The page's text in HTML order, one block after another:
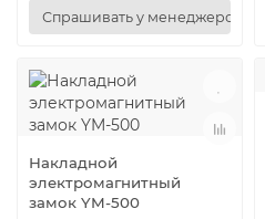
Спрашивать у менеджеров
Накладной
электромагнитный
замок YM-500